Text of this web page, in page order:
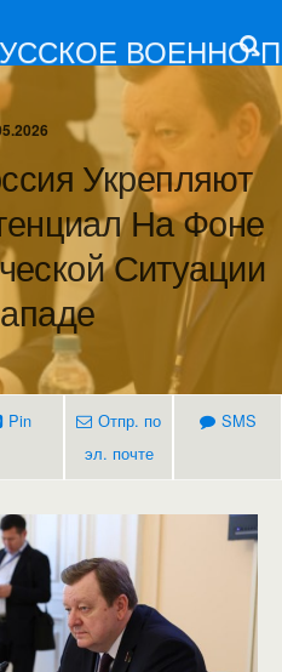
ВОЕННО-
Укрепляют
На Фоне
Ситуации
Pin
Отпр. по
эл. почте
SMS